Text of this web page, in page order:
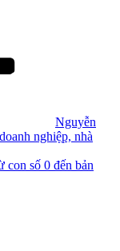
Nguyễn
nghiệp, nhà
con số 0 đến bản